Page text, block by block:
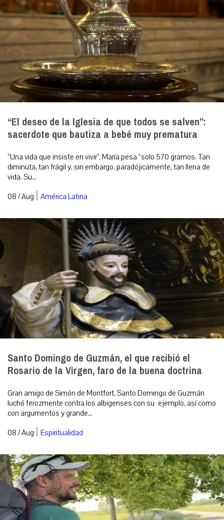
“El deseo de la Iglesia de que todos se salven”:
sacerdote que bautiza a bebé muy prematura
“Una vida que insiste en vivir”, María pesa “solo 570 gramos. Tan
diminuta, tan frágil y, sin embargo, paradójicamente, tan llena de
vida. Su...
08 / Aug | América Latina
Santo Domingo de Guzmán, el que recibió el
Rosario de la Virgen, faro de la buena doctrina
Gran amigo de Simón de Montfort, Santo Domingo de Guzmán
luchó ferozmente contra los albigenses con su ejemplo, así como
con argumentos y grande...
08 / Aug | Espiritualidad